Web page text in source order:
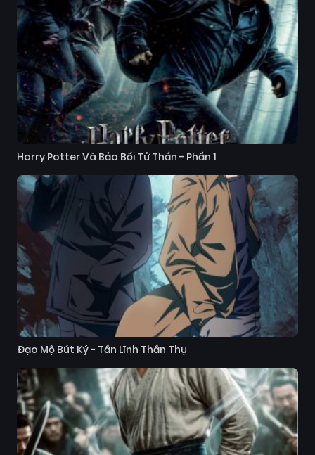
Harry Potter Và Bảo Bối Tử Thần - Phần 1
Đạo Mộ Bút Ký - Tần Lĩnh Thần Thụ